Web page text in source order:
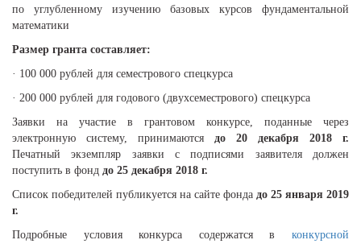
по углубленному изучению базовых курсов фундаментальной
математики
Размер гранта составляет:
· 100 000 рублей для семестрового спецкурса
· 200 000 рублей для годового (двухсеместрового) спецкурса
Заявки на участие в грантовом конкурсе, поданные через
электронную систему, принимаются до 20 декабря 2018 г.
Печатный экземпляр заявки с подписями заявителя должен
поступить в фонд до 25 декабря 2018 г.
Список победителей публикуется на сайте фонда до 25 января 2019
г.
Подробные условия конкурса содержатся в конкурсной